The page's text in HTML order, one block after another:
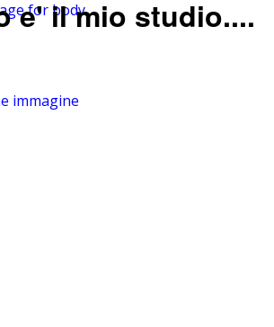
e' il mio studio....